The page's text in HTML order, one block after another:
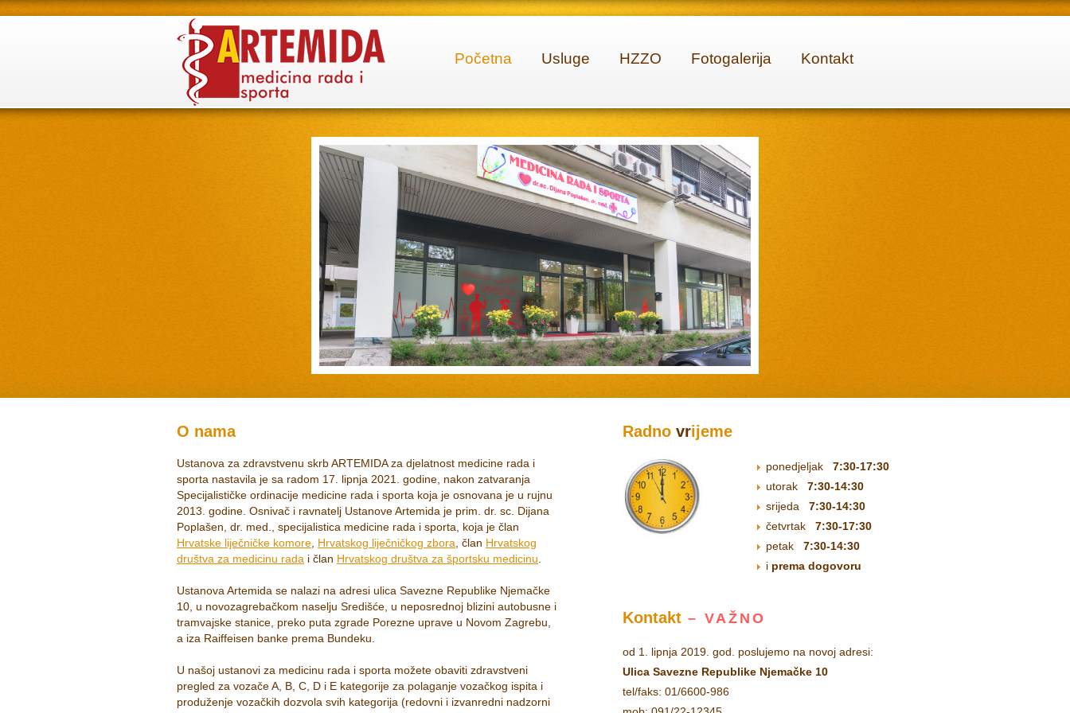
Početna Usluge HZZO Fotogalerija Kontakt
O nama
Ustanova za zdravstvenu skrb ARTEMIDA za djelatnost medicine rada i
sporta nastavila je sa radom 17. lipnja 2021. godine, nakon zatvaranja
Specijalističke ordinacije medicine rada i sporta koja je osnovana je u rujnu
2013. godine. Osnivač i ravnatelj Ustanove Artemida je prim. dr. sc. Dijana
Poplašen, dr. med., specijalistica medicine rada i sporta, koja je član
Hrvatske liječničke komore Hrvatskog liječničkog zbora , član Hrvatskog
društva za medicinu rada i član Hrvatskog društva za športsku medicinu
Ustanova Artemida se nalazi na adresi ulica Savezne Republike Njemačke
10, u novozagrebačkom naselju Središće, u neposrednoj blizini autobusne i
tramvajske stanice, preko puta zgrade Porezne uprave u Novom Zagrebu,
a iza Raiffeisen banke prema Bundeku.
U našoj ustanovi za medicinu rada i sporta možete obaviti zdravstveni
pregled za vozače A, B, C, D i E kategorije za polaganje vozačkog ispita i
produženje vozačkih dozvola svih kategorija (redovni i izvanredni nadzorni
Radno vrijeme
ponedjeljak 7:30-17:30
utorak 7:30-14:30
srijeda 7:30-14:30
četvrtak 7:30-17:30
petak 7:30-14:30
i prema dogovoru
Kontakt – VAŽNO
od 1. lipnja 2019. god. poslujemo na novoj adresi:
Ulica Savezne Republike Njemačke 10
tel/faks: 01/6600-986